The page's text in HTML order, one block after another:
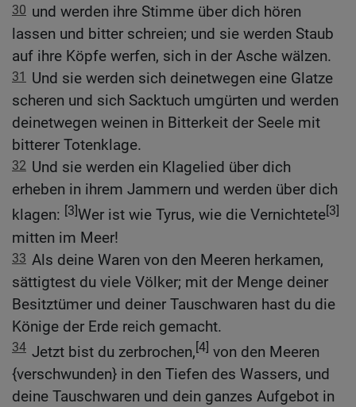
30 und werden ihre Stimme über dich hören
lassen und bitter schreien; und sie werden Staub
auf ihre Köpfe werfen, sich in der Asche wälzen.
31
Und sie werden sich deinetwegen eine Glatze
scheren und sich Sacktuch umgürten und werden
deinetwegen weinen in Bitterkeit der Seele mit
bitterer Totenklage.
32 Und sie werden ein Klagelied über dich
erheben in ihrem Jammern und werden über dich
klagen: [3]Wer ist wie Tyrus, wie die Vernichtete[3]
mitten im Meer!
33 Als deine Waren von den Meeren herkamen,
sättigtest du viele Völker; mit der Menge deiner
Besitztümer und deiner Tauschwaren hast du die
Könige der Erde reich gemacht.
34 Jetzt bist du zerbrochen,[4] von den Meeren
{verschwunden} in den Tiefen des Wassers, und
deine Tauschwaren und dein ganzes Aufgebot in